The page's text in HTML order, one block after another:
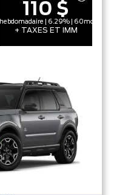
110 $
hebdomadaire | 6.29% | 60mo
+ TAXES ET IMM